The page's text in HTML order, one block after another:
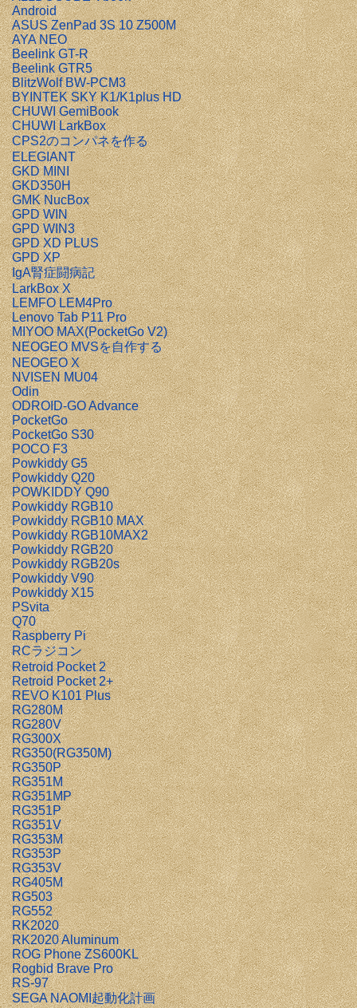
Android
ASUS ZenPad 3S 10 Z500M
AYA NEO
Beelink GT-R
Beelink GTR5
BlitzWolf BW-PCM3
BYINTEK SKY K1/K1plus HD
CHUWI GemiBook
CHUWI LarkBox
CPS2のコンパネを作る
ELEGIANT
GKD MINI
GKD350H
GMK NucBox
GPD WIN
GPD WIN3
GPD XD PLUS
GPD XP
IgA腎症闘病記
LarkBox X
LEMFO LEM4Pro
Lenovo Tab P11 Pro
MIYOO MAX(PocketGo V2)
NEOGEO MVSを自作する
NEOGEO X
NVISEN MU04
Odin
ODROID-GO Advance
PocketGo
PocketGo S30
POCO F3
Powkiddy G5
Powkiddy Q20
POWKIDDY Q90
Powkiddy RGB10
Powkiddy RGB10 MAX
Powkiddy RGB10MAX2
Powkiddy RGB20
Powkiddy RGB20s
Powkiddy V90
Powkiddy X15
PSvita
Q70
Raspberry Pi
RCラジコン
Retroid Pocket 2
Retroid Pocket 2+
REVO K101 Plus
RG280M
RG280V
RG300X
RG350(RG350M)
RG350P
RG351M
RG351MP
RG351P
RG351V
RG353M
RG353P
RG353V
RG405M
RG503
RG552
RK2020
RK2020 Aluminum
ROG Phone ZS600KL
Rogbid Brave Pro
RS-97
SEGA NAOMI起動化計画